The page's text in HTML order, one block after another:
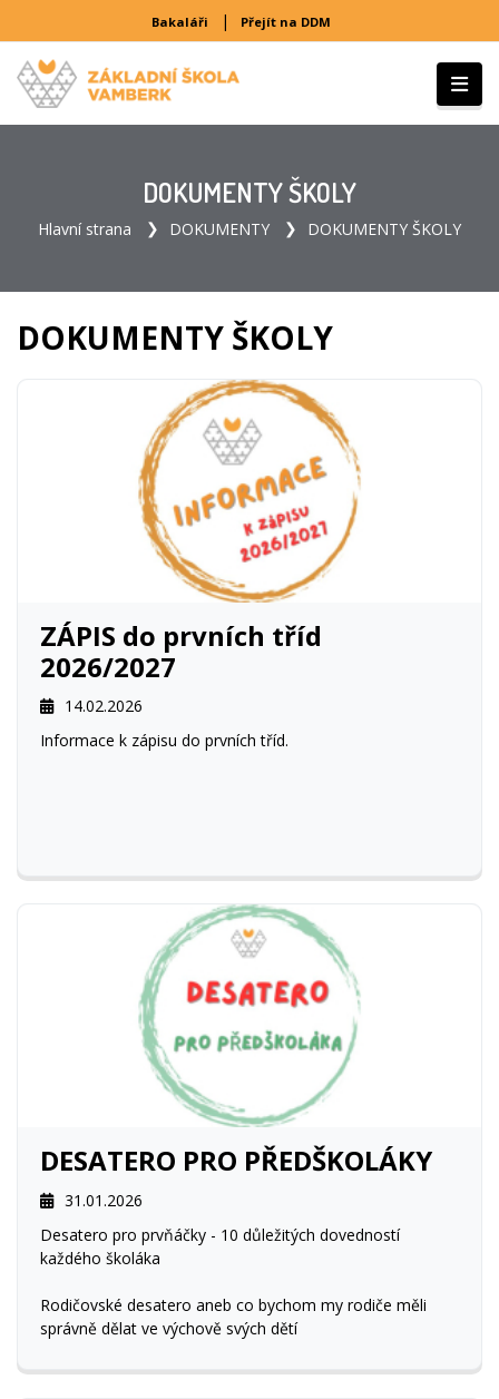
Bakaláři | Přejít na DDM
DOKUMENTY ŠKOLY
Hlavní strana DOKUMENTY DOKUMENTY ŠKOLY
DOKUMENTY ŠKOLY
ZÁPIS do prvních tříd
2026/2027
14.02.2026
Informace k zápisu do prvních tříd.
DESATERO PRO PŘEDŠKOLÁKY
31.01.2026
Desatero pro prvňáčky - 10 důležitých dovedností
každého školáka
Rodičovské desatero aneb co bychom my rodiče měli
správně dělat ve výchově svých dětí